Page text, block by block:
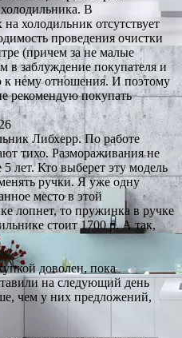
В
холодильник отсутствует
проведения очистки
(причем за не малые
в заблуждение покупателя и
к нему отношения. И поэтому
рекомендую покупать
Либхерр. По работе
тихо. Размораживания не
лет. Кто выберет эту модель
ручки. Я уже одну
место в этой
лопнет, то пружинка в ручке
стоит 1700 р. А так,
доволен, пока
на следующий день
чем у них предложений,